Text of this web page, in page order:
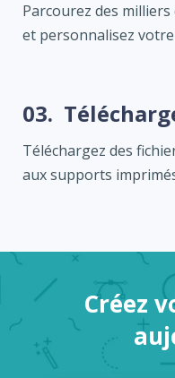
Parcourez des
et personnalisez
03.
Téléchargez des
aux supports
Créez